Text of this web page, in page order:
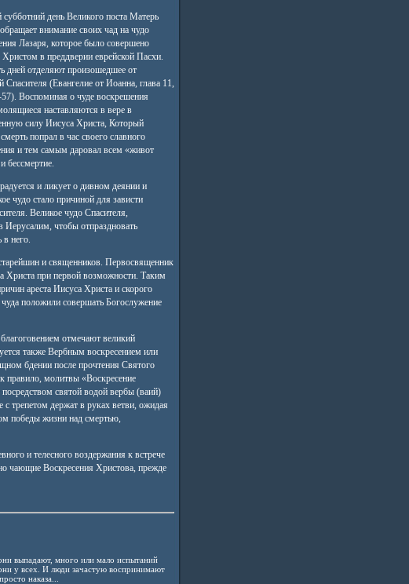
день Великого поста Матерь
внимание своих чад на чудо
Лазаря, которое было совершено
в преддверии еврейской Пасхи.
дней отделяют произошедшее от
Спасителя (Евангелие от Иоанна, глава 11,
57). Воспоминая о чуде воскрешения
наставляются в вере в
силу Иисуса Христа, Который
попрал в час своего славного
и тем самым даровал всем «живот
бессмертие.
и ликует о дивном деянии и
чудо стало причиной для зависти
Великое чудо Спасителя,
чтобы отпраздновать
в него.
и священников. Первосвященник
Христа при первой возможности. Таким
ареста Иисуса Христа и скорого
положили совершать Богослужение
отмечают великий
также Вербным воскресением или
бдении после прочтения Святого
правило, молитвы «Воскресение
святой водой вербы (ваий)
трепетом держат в руках ветви, ожидая
победы жизни над смертью,
и телесного воздержания к встрече
чающие Воскресения Христова, прежде
выпадают, много или мало испытаний
у всех. И люди зачастую воспринимают
наказа...